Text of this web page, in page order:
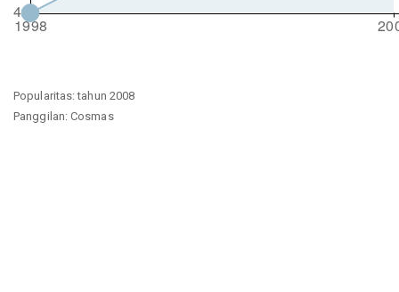
Popularitas: tahun 2008
Panggilan: Cosmas